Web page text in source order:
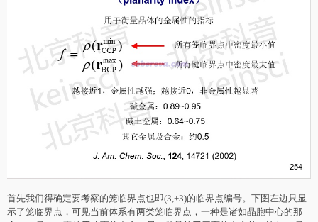
首先我们得确定要考察的笼临界点也即(3,+3)的临界点编号。下图左边只显
示了笼临界点，可见当前体系有两类笼临界点，一种是诸如晶胞中心的那